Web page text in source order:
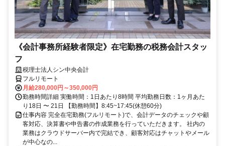
《会計事務所経験者限定》在宅勤務の税務会計スタッ
フ
税理士法人シン中央会計
フルリモート
月給280,000円～350,000円
勤務時間詳細 実働時間：1日あたり8時間 平均勤務日数：1ヶ月あた
り18日 〜 21日 【勤務時間】8:45~17:45(休憩60分)
仕事内容 完全在宅勤務(フルリモート)で、会計データのチェックや顧
客対応、決算書や申告書の作成業務を行っていただきます。 社内の
業務はクラウドサーバー内で完結でき、顧客対応はチャットやメール
が中心なの...